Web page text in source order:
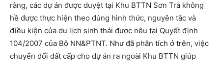
ràng, các dự án được duyệt tại Khu BTTN Sơn Trà không
hề được thực hiện theo đúng hình thức, nguyên tắc và
điều kiện của du lịch sinh thái được nêu tại Quyết định
104/2007 của Bộ NN&PTNT. Như đã phân tích ở trên, việc
chuyển đổi đất cấp cho dự án ra ngoài Khu BTTN giúp